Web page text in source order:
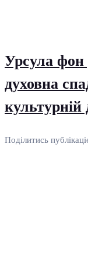
Урсула фон
духовна
культурній
Поділитись